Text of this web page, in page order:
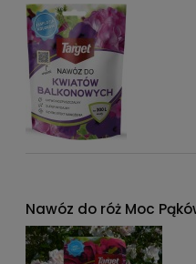
Nawóz do róż Moc